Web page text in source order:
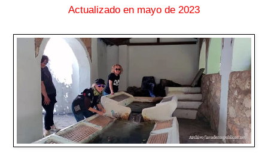
Actualizado en mayo de 2023